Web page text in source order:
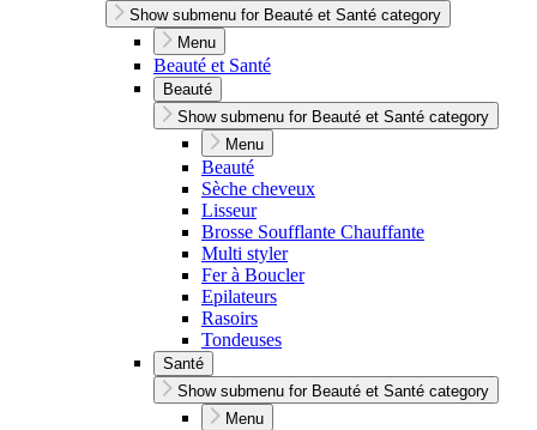
Show submenu for Beauté et Santé category
Menu
Beauté et Santé
Beauté
Show submenu for Beauté et Santé category
Menu
Beauté
Sèche cheveux
Lisseur
Brosse Soufflante Chauffante
Multi styler
Fer à Boucler
Epilateurs
Rasoirs
Tondeuses
Santé
Show submenu for Beauté et Santé category
Menu